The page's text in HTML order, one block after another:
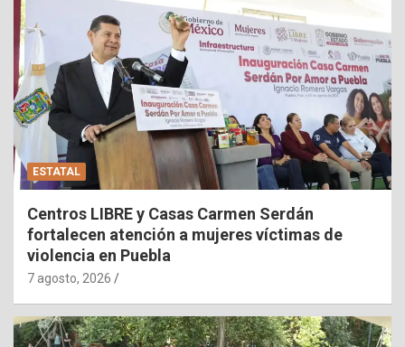
ESTATAL
Centros LIBRE y Casas Carmen Serdán
fortalecen atención a mujeres víctimas de
violencia en Puebla
7 agosto, 2026